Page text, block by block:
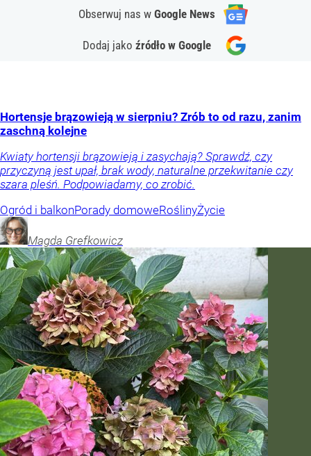
Obserwuj nas w Google News
Dodaj jako źródło w Google
Hortensje brązowieją w sierpniu? Zrób to od razu, zanim
zaschną kolejne
Kwiaty hortensji brązowieją i zasychają? Sprawdź, czy
przyczyną jest upał, brak wody, naturalne przekwitanie czy
szara pleśń. Podpowiadamy, co zrobić.
Ogród i balkonPorady domoweRoślinyŻycie
Magda Grefkowicz